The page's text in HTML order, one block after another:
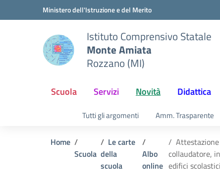
Vai ai contenuti
Vai al menu di navigazioneMinistero dell'Istruzione e del Merito
Istituto Comprensivo Statale
Monte Amiata
Rozzano (MI)
Scuola Servizi Novità Didattica
Tutti gli argomenti Amm. Trasparente
Home
Scuola
Le carte
della
scuola
Albo
online
collaudatore,
edifici